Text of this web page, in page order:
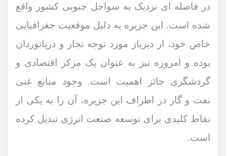
در فاصله ‌ای نزدیک به سواحل جنوبی کشور واقع
شده است. این جزیره به دلیل موقعیت جغرافیایی
خاص خود، از دیرباز مورد توجه تجار و دریانوردان
بوده و امروزه نیز به عنوان یک مرکز اقتصادی و
گردشگری حائز اهمیت است. وجود منابع غنی
نفت و گاز در اطراف این جزیره، آن را به یکی از
نقاط کلیدی برای توسعه صنعت انرژی تبدیل کرده
است.